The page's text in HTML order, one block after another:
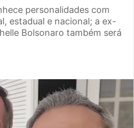
personalidades com
estadual e nacional; a ex-
Bolsonaro também será